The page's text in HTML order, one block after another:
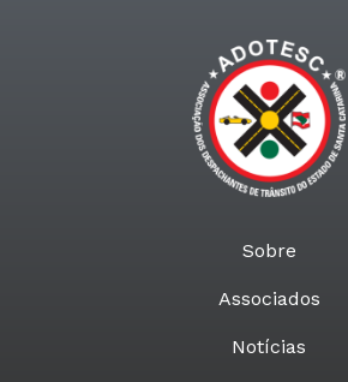
Sobre
Associados
Notícias